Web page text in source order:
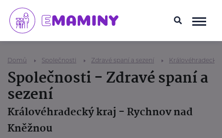
Domů Společnosti Zdravé spaní a sezení Královéhradecký
Společnosti - Zdravé spaní a
sezení
Královéhradecký kraj - Rychnov nad
Kněžnou